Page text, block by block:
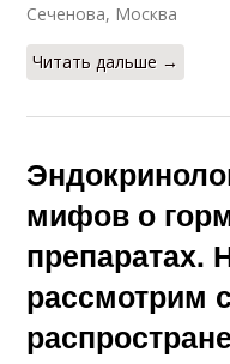
Сеченова, Москва
Читать дальше →
мифов о
препаратах.
рассмотрим